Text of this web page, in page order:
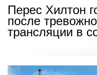
Перес Хилтон
после
трансляции в